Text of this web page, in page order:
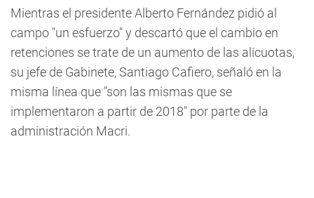
Mientras el presidente Alberto Fernández pidió al
campo "un esfuerzo" y descartó que el cambio en
retenciones se trate de un aumento de las alícuotas,
su jefe de Gabinete, Santiago Cafiero, señaló en la
misma línea que "son las mismas que se
implementaron a partir de 2018" por parte de la
administración Macri.